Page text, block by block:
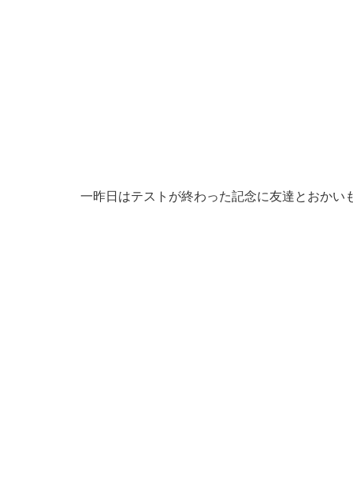
一昨日はテストが終わった記念に友達とおかい